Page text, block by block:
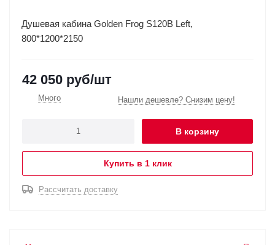
Душевая кабина Golden Frog S120B Left,
800*1200*2150
42 050 руб/шт
Много Нашли дешевле? Снизим цену!
В корзину
Купить в 1 клик
Рассчитать доставку